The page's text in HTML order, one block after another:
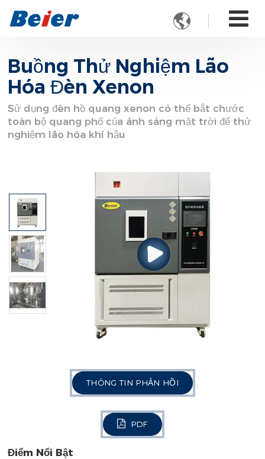

Buồng Thử Nghiệm Lão
Hóa Đèn Xenon
Sử dụng đèn hồ quang xenon có thể bắt chước
toàn bộ quang phổ của ánh sáng mặt trời để thử
nghiệm lão hóa khí hậu
THÔNG TIN PHẢN HỒI
PDF
Điểm Nổi Bật